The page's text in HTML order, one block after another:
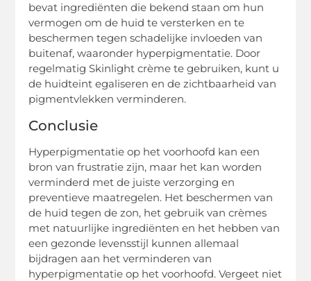
bevat ingrediënten die bekend staan om hun
vermogen om de huid te versterken en te
beschermen tegen schadelijke invloeden van
buitenaf, waaronder hyperpigmentatie. Door
regelmatig Skinlight crème te gebruiken, kunt u
de huidteint egaliseren en de zichtbaarheid van
pigmentvlekken verminderen.
Conclusie
Hyperpigmentatie op het voorhoofd kan een
bron van frustratie zijn, maar het kan worden
verminderd met de juiste verzorging en
preventieve maatregelen. Het beschermen van
de huid tegen de zon, het gebruik van crèmes
met natuurlijke ingrediënten en het hebben van
een gezonde levensstijl kunnen allemaal
bijdragen aan het verminderen van
hyperpigmentatie op het voorhoofd. Vergeet niet